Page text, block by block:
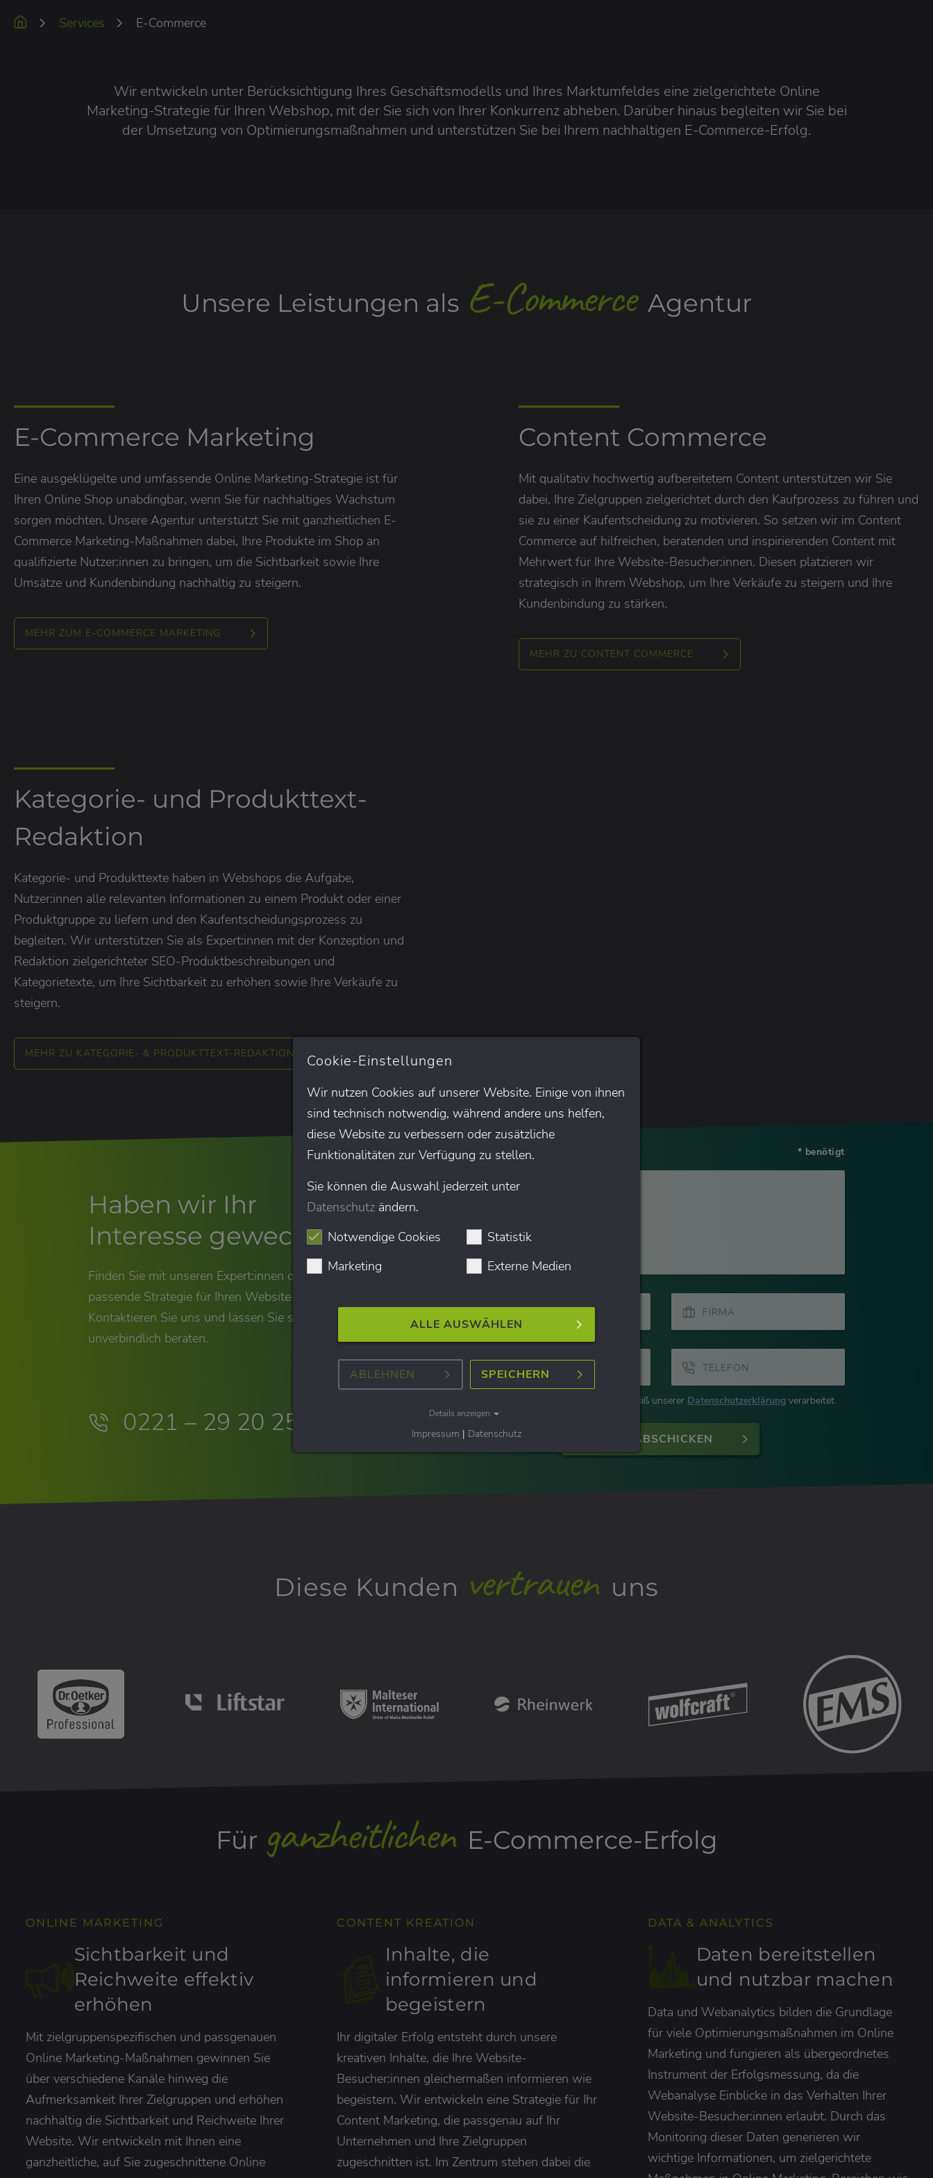
Services E-Commerce
Wir entwickeln unter Berücksichtigung Ihres Geschäftsmodells und Ihres Marktumfeldes eine zielgerichtete Online
Marketing-Strategie für Ihren Webshop, mit der Sie sich von Ihrer Konkurrenz abheben. Darüber hinaus begleiten wir Sie bei
der Umsetzung von Optimierungsmaßnahmen und unterstützen Sie bei Ihrem nachhaltigen E-Commerce-Erfolg.
Unsere Leistungen als E-Commerce Agentur
E-Commerce Marketing
Eine ausgeklügelte und umfassende Online Marketing-Strategie ist für
Ihren Online Shop unabdingbar, wenn Sie für nachhaltiges Wachstum
sorgen möchten. Unsere Agentur unterstützt Sie mit ganzheitlichen E-
Commerce Marketing-Maßnahmen dabei, Ihre Produkte im Shop an
qualifizierte Nutzer:innen zu bringen, um die Sichtbarkeit sowie Ihre
Umsätze und Kundenbindung nachhaltig zu steigern.
MEHR ZUM E-COMMERCE MARKETING
Content Commerce
Mit qualitativ hochwertig aufbereitetem Content unterstützen wir Sie
dabei, Ihre Zielgruppen zielgerichtet durch den Kaufprozess zu führen und
sie zu einer Kaufentscheidung zu motivieren. So setzen wir im Content
Commerce auf hilfreichen, beratenden und inspirierenden Content mit
Mehrwert für Ihre Website-Besucher:innen. Diesen platzieren wir
strategisch in Ihrem Webshop, um Ihre Verkäufe zu steigern und Ihre
Kundenbindung zu stärken.
MEHR ZU CONTENT COMMERCE
Kategorie- und Produkttext-
Redaktion
Kategorie- und Produkttexte haben in Webshops die Aufgabe,
Nutzer:innen alle relevanten Informationen zu einem Produkt oder einer
Produktgruppe zu liefern und den Kaufentscheidungsprozess zu
begleiten. Wir unterstützen Sie als Expert:innen mit der Konzeption und
Redaktion zielgerichteter SEO-Produktbeschreibungen und
Kategorietexte, um Ihre Sichtbarkeit zu erhöhen sowie Ihre Verkäufe zu
steigern.
MEHR ZU KATEGORIE- & PRODUKTTEXT-REDAKTION
Haben wir Ihr
Interesse geweckt?
Finden Sie mit unseren Expert:innen die
passende Strategie für Ihren Website-Erfolg.
Kontaktieren Sie uns und lassen Sie sich
unverbindlich beraten.
0221 – 29 20 25 - 0
* benötigt
IHRE NACHRICHT*:
E-MAIL-ADRESSE*:
FIRMA
TELEFON
Die eingegebenen Daten werden gemäß unserer Datenschutzerklärungverarbeitet.
ANFRAGE ABSCHICKEN
Diese Kunden vertrauen uns
Für ganzheitlichen E-Commerce-Erfolg
ONLINE MARKETING
Sichtbarkeit und
Reichweite effektiv
erhöhen
Mit zielgruppenspezifischen und passgenauen
Online Marketing-Maßnahmen gewinnen Sie
über verschiedene Kanäle hinweg die
Aufmerksamkeit Ihrer Zielgruppen und erhöhen
nachhaltig die Sichtbarkeit und Reichweite Ihrer
Website. Wir entwickeln mit Ihnen eine
ganzheitliche, auf Sie zugeschnittene Online
CONTENT KREATION
Inhalte, die
informieren und
begeistern
Ihr digitaler Erfolg entsteht durch unsere
kreativen Inhalte, die Ihre Website-
Besucher:innen gleichermaßen informieren wie
begeistern. Wir entwickeln eine Strategie für Ihr
Content Marketing, die passgenau auf Ihr
Unternehmen und Ihre Zielgruppen
zugeschnitten ist. Im Zentrum stehen dabei die
DATA & ANALYTICS
Daten bereitstellen
und nutzbar machen
Data und Webanalytics bilden die Grundlage
für viele Optimierungsmaßnahmen im Online
Marketing und fungieren als übergeordnetes
Instrument der Erfolgsmessung, da die
Webanalyse Einblicke in das Verhalten Ihrer
Website-Besucher:innen erlaubt. Durch das
Monitoring dieser Daten generieren wir
wichtige Informationen, um zielgerichtete
Cookie-Einstellungen
Wir nutzen Cookies auf unserer Website. Einige von ihnen
sind technisch notwendig, während andere uns helfen,
diese Website zu verbessern oder zusätzliche
Funktionalitäten zur Verfügung zu stellen.
Sie können die Auswahl jederzeit unter
Datenschutz ändern.
Notwendige Cookies
Statistik
Marketing
Externe Medien
ALLE AUSWÄHLEN
ABLEHNEN SPEICHERN
Details anzeigen
Impressum | Datenschutz